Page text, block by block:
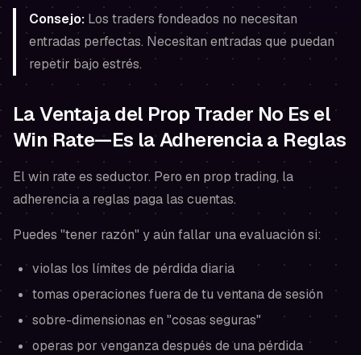
Consejo: Los traders fondeados no necesitan
entradas perfectas. Necesitan entradas que puedan
repetir bajo estrés.
La Ventaja del Prop Trader No Es el
Win Rate—Es la Adherencia a Reglas
El win rate es seductor. Pero en prop trading, la
adherencia a reglas paga las cuentas.
Puedes "tener razón" y aún fallar una evaluación si:
violas los límites de pérdida diaria
tomas operaciones fuera de tu ventana de sesión
sobre-dimensionas en "cosas seguras"
operas por venganza después de una pérdida